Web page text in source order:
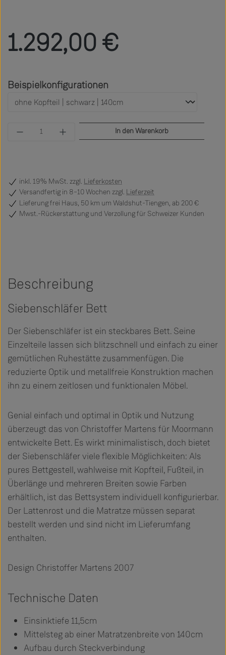
1.292,00 €
Beispielkonfigurationen
Produkt Anzahl: Gib den gewünschten Wert
In den Warenkorb
inkl. 19% MwSt. zzgl. Lieferkosten
Versandfertig in 8–10 Wochen zzgl. Lieferzeit
Lieferung frei Haus, 50 km um Waldshut-Tiengen, ab 200 €
Mwst.-Rückerstattung und Verzollung für Schweizer Kunden
Beschreibung
Siebenschläfer Bett
Der Siebenschläfer ist ein steckbares Bett. Seine
Einzelteile lassen sich blitzschnell und einfach zu einer
gemütlichen Ruhestätte zusammenfügen. Die
reduzierte Optik und metallfreie Konstruktion machen
ihn zu einem zeitlosen und funktionalen Möbel.
Genial einfach und optimal in Optik und Nutzung
überzeugt das von Christoffer Martens für Moormann
entwickelte Bett. Es wirkt minimalistisch, doch bietet
der Siebenschläfer viele flexible Möglichkeiten: Als
pures Bettgestell, wahlweise mit Kopfteil, Fußteil, in
Überlänge und mehreren Breiten sowie Farben
erhältlich, ist das Bettsystem individuell konfigurierbar.
Der Lattenrost und die Matratze müssen separat
bestellt werden und sind nicht im Lieferumfang
enthalten.
Design Christoffer Martens 2007
Technische Daten
Einsinktiefe 11,5cm
Mittelsteg ab einer Matratzenbreite von 140cm
Aufbau durch Steckverbindung